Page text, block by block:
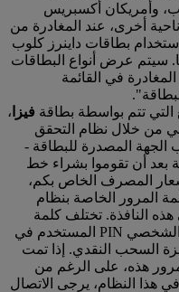
وأمريكان أكسبريس
أخرى، عند المغادرة من
بطاقات داينرز كلوب
سيتم عرض أنواع البطاقات
في القائمة
التي تتم بواسطة بطاقة فيزا ،
من خلال نظام التحقق
المصدرة للبطاقة ‑
بعد أن تقوموا بشراء خط
المصرف الخاص بكم،
المرور الخاصة بنظام
النافذة. تختلف كلمة
المرور عن رقم المعرف الشخصي PIN المستخدم في
السحب النقدي. إذا تمت
هذه، على الرغم من
هذا النظام، يرجى الاتصال